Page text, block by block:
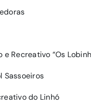
e Recreativo “Os
Sassoeiros
do Linhó